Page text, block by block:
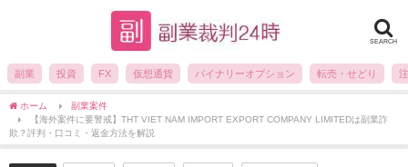
SEARCH
副業 投資 FX 仮想通貨 バイナリーオプション 転売・せどり
ホーム
副業案件
【海外案件に要警戒】THT VIET NAM IMPORT EXPORT COMPANY LIMITEDは副業詐
欺？評判・口コミ・返金方法を解説